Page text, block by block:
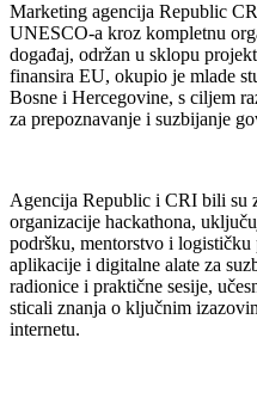
Marketing agencija Republic
UNESCO-a kroz kompletnu
događaj, održan u sklopu
finansira EU, okupio je mlade
Bosne i Hercegovine, s ciljem
za prepoznavanje i suzbijanje
Agencija Republic i CRI bili su
organizacije hackathona,
podršku, mentorstvo i
aplikacije i digitalne alate za
radionice i praktične sesije,
sticali znanja o ključnim
internetu.